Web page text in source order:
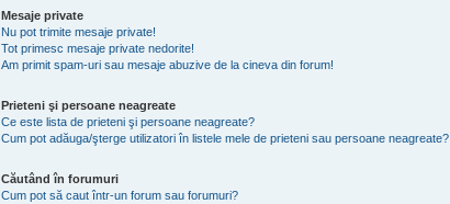
Mesaje private
Nu pot trimite mesaje private!
Tot primesc mesaje private nedorite!
Am primit spam-uri sau mesaje abuzive de la cineva din forum!
Prieteni şi persoane neagreate
Ce este lista de prieteni şi persoane neagreate?
Cum pot adăuga/şterge utilizatori în listele mele de prieteni sau persoane neagreate?
Căutând în forumuri
Cum pot să caut într-un forum sau forumuri?